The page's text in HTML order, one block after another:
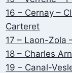
16 – Cernay –
Carteret
17 – Laon-Zola
18 – Charles
19 – Canal-